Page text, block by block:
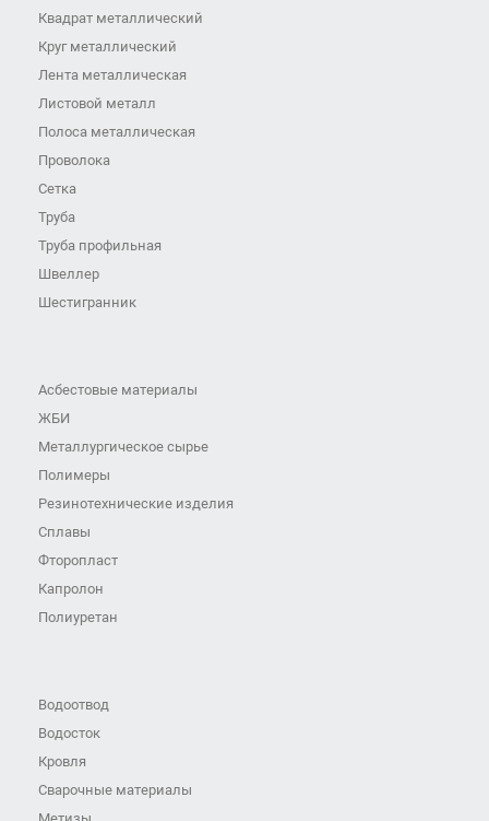
Квадрат металлический
Круг металлический
Лента металлическая
Листовой металл
Полоса металлическая
Проволока
Сетка
Труба
Труба профильная
Швеллер
Шестигранник
Асбестовые материалы
ЖБИ
Металлургическое сырье
Полимеры
Резинотехнические изделия
Сплавы
Фторопласт
Капролон
Полиуретан
Водоотвод
Водосток
Кровля
Сварочные материалы